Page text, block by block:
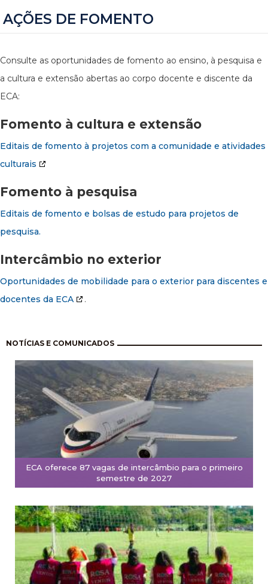
AÇÕES DE FOMENTO
Consulte as oportunidades de fomento ao ensino, à pesquisa e
a cultura e extensão abertas ao corpo docente e discente da
ECA:
Fomento à cultura e extensão
Editais de fomento à projetos com a comunidade e atividades
culturais
Fomento à pesquisa
Editais de fomento e bolsas de estudo para projetos de
pesquisa.
Intercâmbio no exterior
Oportunidades de mobilidade para o exterior para discentes e
docentes da ECA
.
NOTÍCIAS E COMUNICADOS
ECA oferece 87 vagas de intercâmbio para o primeiro
semestre de 2027
Paginação